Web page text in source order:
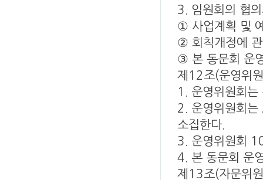
3. 임원회의 협
① 사업계획 및
② 회칙개정에
③ 본 동문회 운
제12조(운영위
1. 운영위원회
2. 운영위원회
소집한다.
3. 운영위원회
4. 본 동문회 운
제13조(자문위